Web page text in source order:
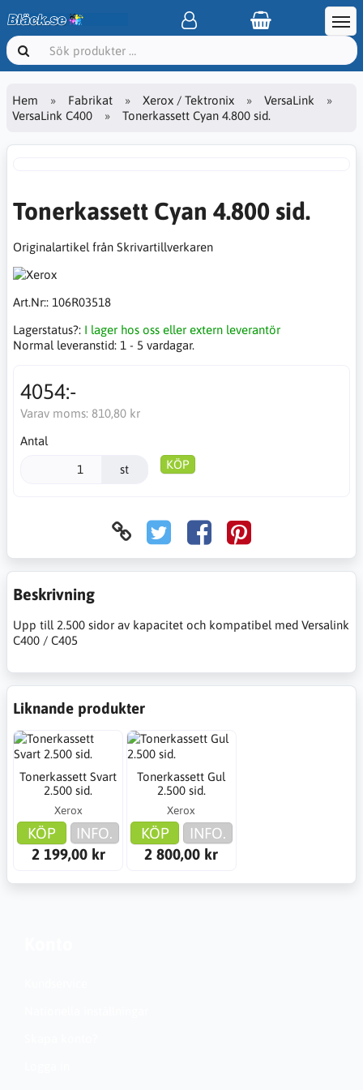
Hem Fabrikat Xerox / Tektronix
VersaLink
VersaLink C400
Tonerkassett Cyan 4.800 sid.
Tonerkassett Cyan 4.800 sid.
Originalartikel från Skrivartillverkaren
Art.Nr:: 106R03518
Lagerstatus?: I lager hos oss eller extern leverantör
Normal leveranstid: 1 - 5 vardagar.
4054:-
Varav moms: 810,80 kr
Antal
st KÖP
Beskrivning
Upp till 2.500 sidor av kapacitet och kompatibel med Versalink
C400 / C405
Liknande produkter
Tonerkassett Svart
2.500 sid.
Xerox
KÖP
INFO.
2 199,00 kr
Tonerkassett Gul
2.500 sid.
Xerox
KÖP
INFO.
2 800,00 kr